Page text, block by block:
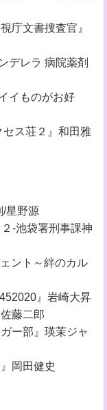
庁文書捜査官』
デレラ 病院薬剤
イものがお好
ス荘２』和田雅
/星野源
-池袋署刑事課神
ント～絆のカル
』岩崎大昇
藤二郎
ー部』瑛茉ジャ
岡田健史